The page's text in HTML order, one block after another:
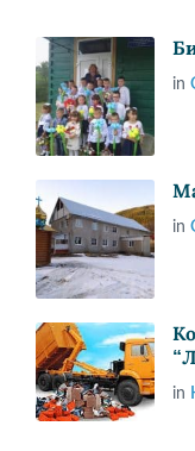
in
in
in